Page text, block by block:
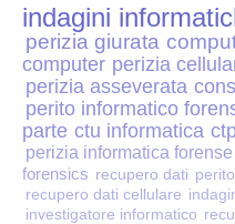
Perizia Stalking
Perizia Cyber
Incarichi CTU e
Perizia Centralini
indagini
perizia giurata
computer perizia
perizia asseverata
perito informatico
parte ctu informatica
perizia informatica forense
forensics recupero dati
recupero dati cellulare
investigatore informatico